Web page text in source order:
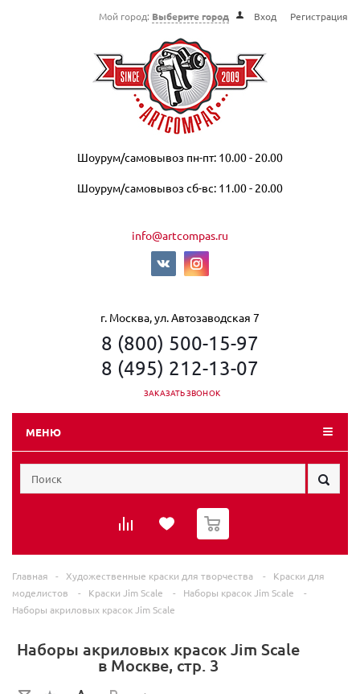
Мой город: Выберите город Вход Регистрация
Шоурум/самовывоз пн-пт: 10.00 - 20.00
Шоурум/самовывоз сб-вс: 11.00 - 20.00
info@artcompas.ru
г. Москва, ул. Автозаводская 7
8 (800) 500-15-97
8 (495) 212-13-07
ЗАКАЗАТЬ ЗВОНОК
МЕНЮ
0
Главная - Художественные краски для творчества -
Краски для
моделистов
- Краски Jim Scale - Наборы красок Jim Scale
-
Наборы акриловых красок Jim Scale
Наборы акриловых красок Jim Scale
в Москве, стр. 3